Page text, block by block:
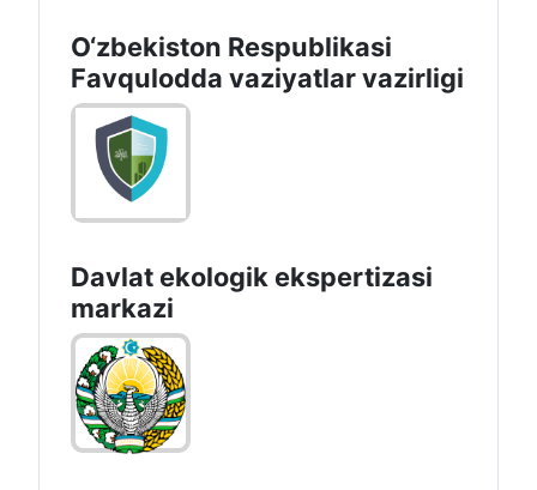
O‘zbеkistоn Rеspublikаsi
Favqulodda vaziyatlar vazirligi
Davlat ekologik ekspertizasi
markazi